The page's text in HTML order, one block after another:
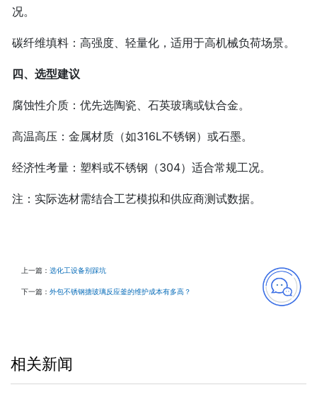
况。
碳纤维填料‌：高强度、轻量化，适用于高机械负荷场景。
四、选型建议‌
腐蚀性介质‌：优先选陶瓷、石英玻璃或钛合金。
高温高压‌：金属材质（如316L不锈钢）或石墨。
经济性考量‌：塑料或不锈钢（304）适合常规工况。
注‌：实际选材需结合工艺模拟和供应商测试数据。
上一篇： 选化工设备别踩坑
下一篇： 外包不锈钢搪玻璃反应釜的维护成本有多高？
相关新闻